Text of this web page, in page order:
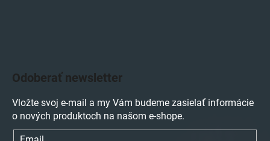
Odoberať newsletter
Vložte svoj e-mail a my Vám budeme zasielať informácie
o nových produktoch na našom e-shope.